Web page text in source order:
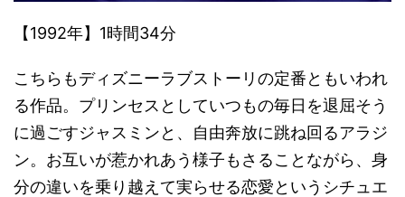
【1992年】1時間34分
こちらもディズニーラブストーリの定番ともいわれ
る作品。プリンセスとしていつもの毎日を退屈そう
に過ごすジャスミンと、自由奔放に跳ね回るアラジ
ン。お互いが惹かれあう様子もさることながら、身
分の違いを乗り越えて実らせる恋愛というシチュエ